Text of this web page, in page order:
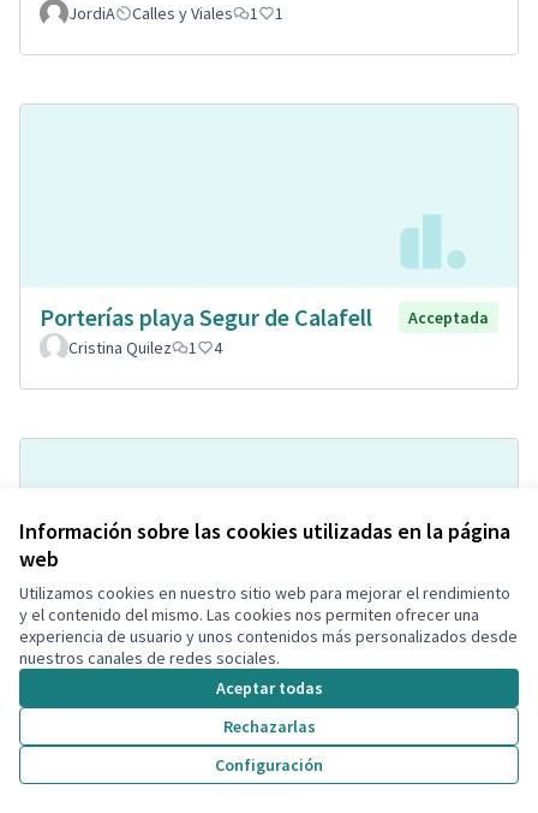
Información sobre las cookies utilizadas en la página
web
Utilizamos cookies en nuestro sitio web para mejorar el rendimiento
y el contenido del mismo. Las cookies nos permiten ofrecer una
experiencia de usuario y unos contenidos más personalizados desde
nuestros canales de redes sociales.
Aceptar todas
Rechazarlas
Configuración
JordiA Calles y Viales 1 1
Porterías playa Segur de Calafell
Acceptada
Cristina Quilez
1 4
Pipican con agility
Soniaa Prados Carmona
Espacio para mascotas